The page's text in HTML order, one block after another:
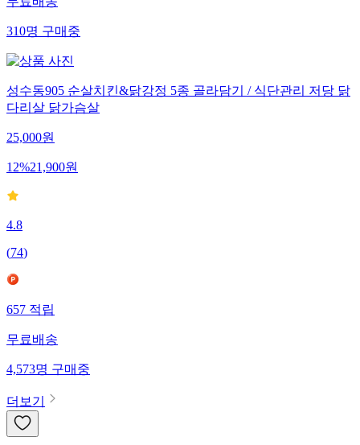
무료배송
310명구매중
성수동905 순살치킨&닭강정 5종 골라담기 / 식단관리 저당 닭
다리살 닭가슴살
25,000원
12%21,900원
4.8
(74)
657적립
무료배송
4,573명구매중
더보기